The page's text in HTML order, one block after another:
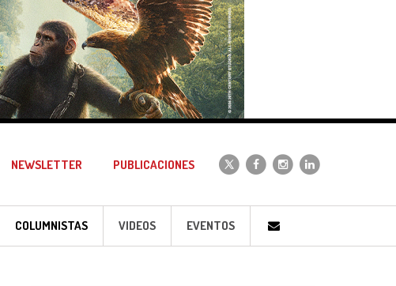
NEWSLETTER PUBLICACIONES
COLUMNISTAS VIDEOS EVENTOS